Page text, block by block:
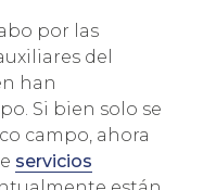
por las
del
han
Si bien solo se
campo, ahora
servicios